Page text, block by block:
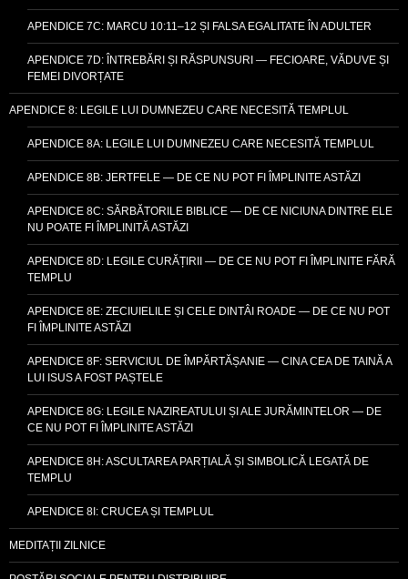
APENDICE 7C: MARCU 10:11–12 ȘI FALSA EGALITATE ÎN ADULTER
APENDICE 7D: ÎNTREBĂRI ȘI RĂSPUNSURI — FECIOARE, VĂDUVE ȘI
FEMEI DIVORȚATE
APENDICE 8: LEGILE LUI DUMNEZEU CARE NECESITĂ TEMPLUL
APENDICE 8A: LEGILE LUI DUMNEZEU CARE NECESITĂ TEMPLUL
APENDICE 8B: JERTFELE — DE CE NU POT FI ÎMPLINITE ASTĂZI
APENDICE 8C: SĂRBĂTORILE BIBLICE — DE CE NICIUNA DINTRE ELE
NU POATE FI ÎMPLINITĂ ASTĂZI
APENDICE 8D: LEGILE CURĂȚIRII — DE CE NU POT FI ÎMPLINITE FĂRĂ
TEMPLU
APENDICE 8E: ZECIUIELILE ȘI CELE DINTÂI ROADE — DE CE NU POT
FI ÎMPLINITE ASTĂZI
APENDICE 8F: SERVICIUL DE ÎMPĂRTĂȘANIE — CINA CEA DE TAINĂ A
LUI ISUS A FOST PAȘTELE
APENDICE 8G: LEGILE NAZIREATULUI ȘI ALE JURĂMINTELOR — DE
CE NU POT FI ÎMPLINITE ASTĂZI
APENDICE 8H: ASCULTAREA PARȚIALĂ ȘI SIMBOLICĂ LEGATĂ DE
TEMPLU
APENDICE 8I: CRUCEA ȘI TEMPLUL
MEDITAȚII ZILNICE